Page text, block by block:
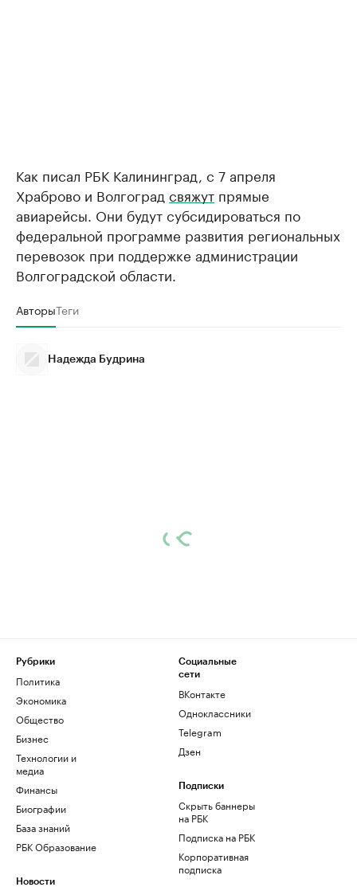
Как писал РБК Калининград, с 7 апреля
Храброво и Волгоград свяжут прямые
авиарейсы. Они будут субсидироваться по
федеральной программе развития региональных
перевозок при поддержке администрации
Волгоградской области.
АвторыТеги
Надежда Будрина
Рубрики
Политика
Экономика
Общество
Бизнес
Технологии и
медиа
Финансы
Биографии
База знаний
РБК Образование
Новости
Социальные
сети
ВКонтакте
Одноклассники
Telegram
Дзен
Подписки
Скрыть баннеры
на РБК
Подписка на РБК
Корпоративная
подписка